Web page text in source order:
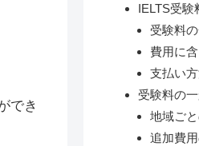
でき
IELTS受験
受験料
費用に
支払い
受験料の
地域ご
追加費